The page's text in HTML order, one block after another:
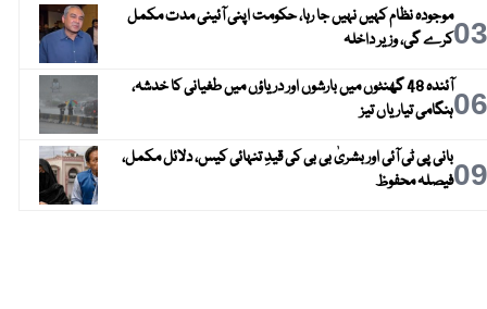
03موجودہ نظام کہیں نہیں جا رہا، حکومت اپنی آئینی مدت مکمل
کرے گی، وزیر داخلہ
06
آئندہ 48 گھنٹوں میں بارشوں اور دریاؤں میں طغیانی کا خدشہ،
ہنگامی تیاریاں تیز
09بانی پی ٹی آئی اور بشریٰ بی بی کی قیدِ تنہائی کیس، دلائل مکمل،
فیصلہ محفوظ